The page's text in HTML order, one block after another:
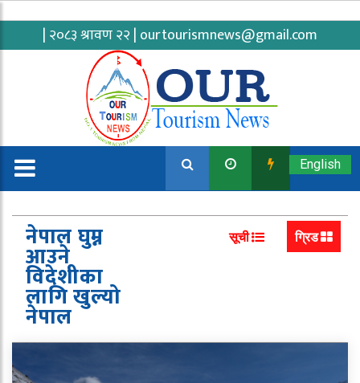
| २०८३ श्रावण २२ | ourtourismnews@gmail.com
English
नेपाल घुम्न
आउने
विदेशीका
लागि खुल्यो
नेपाल
सूची ग्रिड